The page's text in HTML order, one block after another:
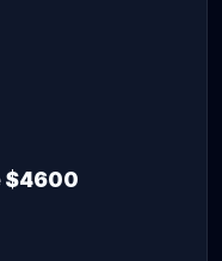
$4600